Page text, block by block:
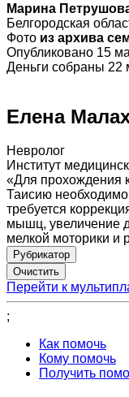
Марина
Белгородская
Фото из архива
Опубликовано 15
Деньги собраны 22
Елена
Невролог
Институт
«Для прохождения
Таисию необходимо
требуется
мышц, увеличение
мелкой моторики и
Рубрикатор
Перейти к
;
Как помочь
Кому помочь
Получить